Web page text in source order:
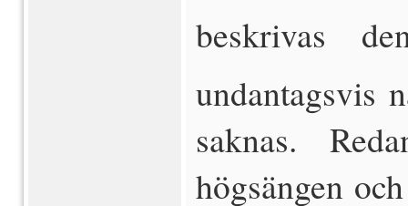
beskrivas 
undantagsvis
saknas.
högsängen